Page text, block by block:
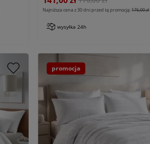
Najniższa cena z 30 dni przed tą promocją:176,00 zł
wysyłka 24h
promocja